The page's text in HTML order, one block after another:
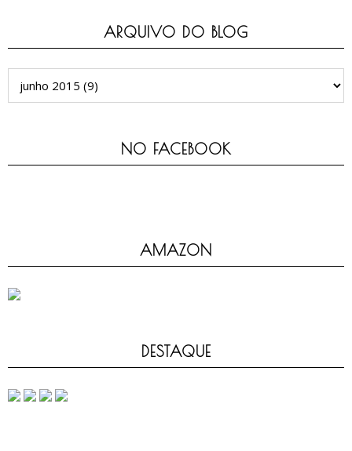
ARQUIVO DO BLOG
NO FACEBOOK
AMAZON
DESTAQUE